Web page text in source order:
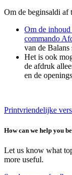
Om de beginsaldi af
Om de
commando
van de Balans
Het is ook
de afdruk
en de
Printvriendelijke
How can we help you
Let us know what
more useful.